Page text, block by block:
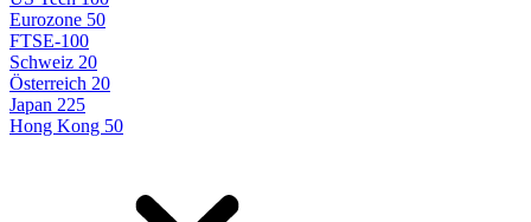
Eurozone 50
FTSE-100
Schweiz 20
Österreich 20
Japan 225
Hong Kong 50